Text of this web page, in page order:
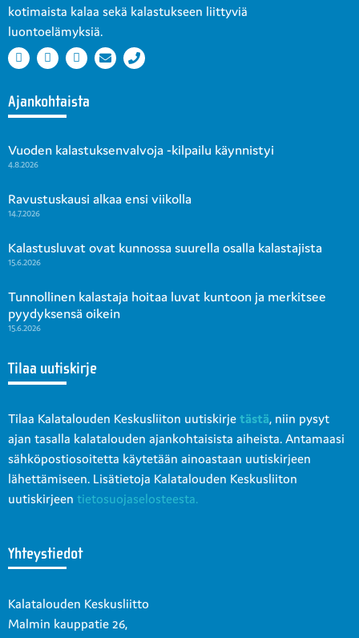
kotimaista kalaa sekä kalastukseen liittyviä
luontoelämyksiä.
Ajankohtaista
Vuoden kalastuksenvalvoja -kilpailu käynnistyi
4.8.2026
Ravustuskausi alkaa ensi viikolla
14.7.2026
Kalastusluvat ovat kunnossa suurella osalla kalastajista
15.6.2026
Tunnollinen kalastaja hoitaa luvat kuntoon ja merkitsee
pyydyksensä oikein
15.6.2026
Tilaa uutiskirje
Tilaa Kalatalouden Keskusliiton uutiskirje tästä, niin pysyt
ajan tasalla kalatalouden ajankohtaisista aiheista. Antamaasi
sähköpostiosoitetta käytetään ainoastaan uutiskirjeen
lähettämiseen. Lisätietoja Kalatalouden Keskusliiton
uutiskirjeen tietosuojaselosteesta.
Yhteystiedot
Kalatalouden Keskusliitto
Malmin kauppatie 26,